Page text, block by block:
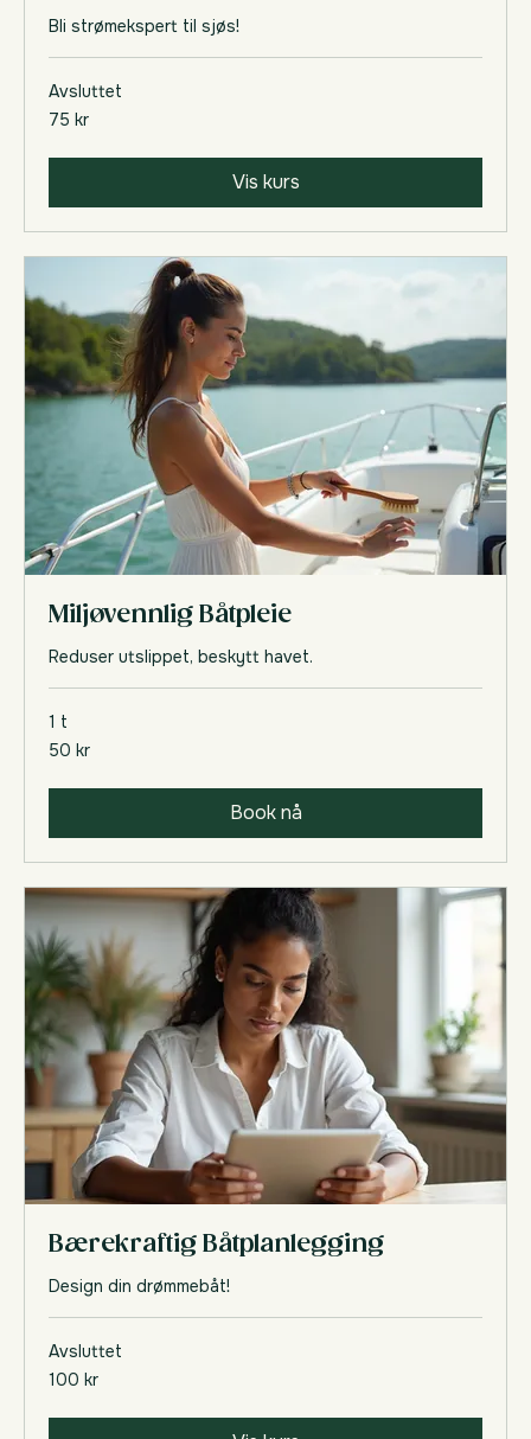
Bli strømekspert til sjøs!
Avsluttet
75
norske
75 kr
Vis kurs
Miljøvennlig Båtpleie
Reduser utslippet, beskytt havet.
1 t
50
norske
50 kr
Book nå
Bærekraftig Båtplanlegging
Design din drømmebåt!
Avsluttet
100
norske
100 kr